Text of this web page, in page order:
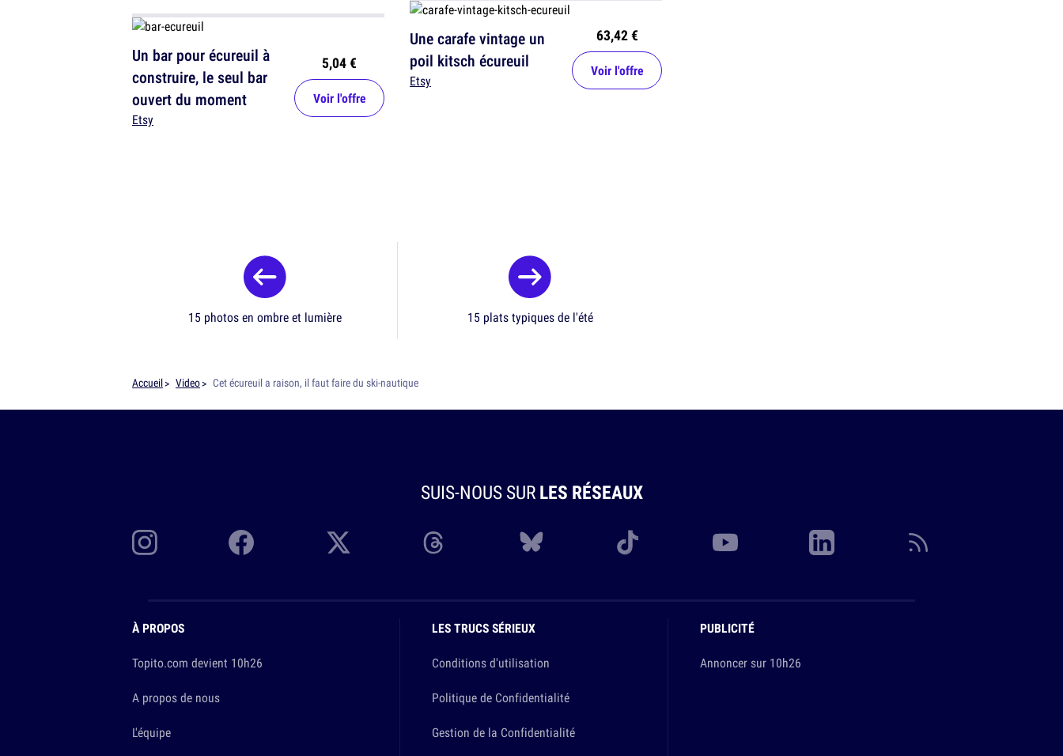
Un bar pour écureuil à
construire, le seul bar
ouvert du moment
Etsy
5,04 €
Voir l'offre
Une carafe vintage un
poil kitsch écureuil
Etsy
63,42 €
Voir l'offre
15 photos en ombre et lumière 15 plats typiques de l'été
Accueil Video Cet écureuil a raison, il faut faire du ski-nautique
SUIS-NOUS SURLES RÉSEAUX
À PROPOS
Topito.com devient 10h26
A propos de nous
L'équipe
LES TRUCS SÉRIEUX
Conditions d'utilisation
Politique de Confidentialité
Gestion de la Confidentialité
PUBLICITÉ
Annoncer sur 10h26